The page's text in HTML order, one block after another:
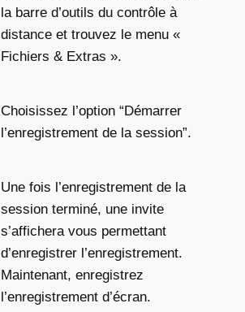
la barre d’outils du contrôle à
distance et trouvez le menu «
Fichiers & Extras ».
Choisissez l’option “Démarrer
l’enregistrement de la session”.
Une fois l’enregistrement de la
session terminé, une invite
s’affichera vous permettant
d’enregistrer l’enregistrement.
Maintenant, enregistrez
l’enregistrement d’écran.